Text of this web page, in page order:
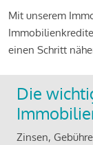
Mit unserem
einen Schritt
Die
Zinsen,